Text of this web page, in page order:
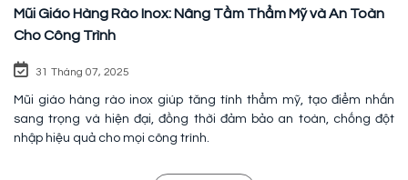
Mũi Giáo Hàng Rào Inox: Nâng Tầm Thẩm Mỹ và An Toàn
Cho Công Trình
31 Tháng 07, 2025
Mũi giáo hàng rào inox giúp tăng tính thẩm mỹ, tạo điểm nhấn
sang trọng và hiện đại, đồng thời đảm bảo an toàn, chống đột
nhập hiệu quả cho mọi công trình.